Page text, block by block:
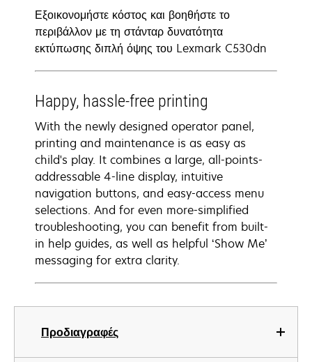
Προδιαγραφές
Εξοικονομήστε κόστος και βοηθήστε το
περιβάλλον με τη στάνταρ δυνατότητα
εκτύπωσης διπλή όψης του Lexmark C530dn
Happy, hassle-free printing
With the newly designed operator panel,
printing and maintenance is as easy as
child's play. It combines a large, all-points-
addressable 4-line display, intuitive
navigation buttons, and easy-access menu
selections. And for even more-simplified
troubleshooting, you can benefit from built-
in help guides, as well as helpful ‘Show Me’
messaging for extra clarity.